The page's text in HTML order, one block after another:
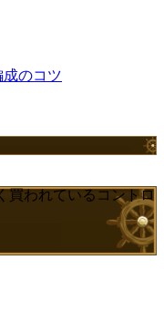
のコツ
買われているコントロ